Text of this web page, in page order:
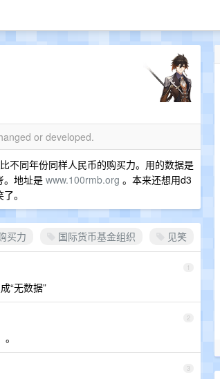
or developed.
不同年份同样人民币的购买力。用的数据是
。地址是www.100rmb.org 。本来还想用d3
。
买力 国际货币基金组织 见笑
1
“无数据”
2
3